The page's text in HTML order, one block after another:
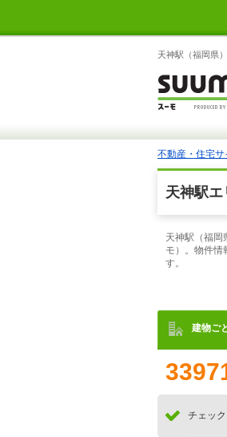
天神駅（福岡県
不動産・住宅
天神駅
天神駅（福岡
モ）。物件情
す。
建物ご
チェッ